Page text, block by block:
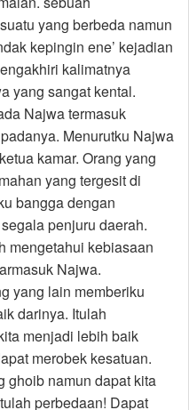
yang berbeda namun
kepingin ene’ kejadian
kalimatnya
yang sangat kental.
Najwa termasuk
Menurutku Najwa
kamar. Orang yang
yang tergesit di
bangga dengan
penjuru daerah.
mengetahui kebiasaan
Najwa.
yang lain memberiku
darinya. Itulah
menjadi lebih baik
merobek kesatuan.
ghoib namun dapat kita
perbedaan! Dapat